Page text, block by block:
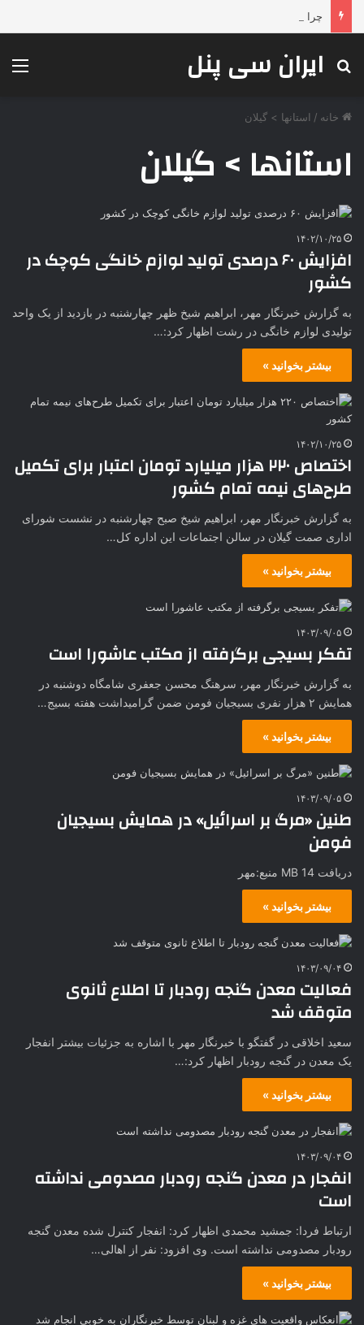
ایران سی پنل
جستجو برای
خانه / استانها > گیلان
استانها > گیلان
۱۴۰۲/۱۰/۲۵
افزایش ۶۰ درصدی تولید لوازم خانگی کوچک در
کشور
به گزارش خبرنگار مهر، ابراهیم شیخ ظهر چهارشنبه در بازدید از یک واحد
تولیدی لوازم خانگی در رشت اظهار کرد:…
بیشتر بخوانید »
۱۴۰۲/۱۰/۲۵
اختصاص ۲۲۰ هزار میلیارد تومان اعتبار برای تکمیل
طرح‌های نیمه‌ تمام کشور
به گزارش خبرنگار مهر، ابراهیم شیخ صبح چهارشنبه در نشست شورای
اداری صمت گیلان در سالن اجتماعات این اداره کل…
بیشتر بخوانید »
۱۴۰۳/۰۹/۰۵
تفکر بسیجی برگرفته از مکتب عاشورا است
به گزارش خبرنگار مهر، سرهنگ محسن جعفری شامگاه دوشنبه در
همایش ۲ هزار نفری بسیجیان فومن ضمن گرامیداشت هفته بسیج…
بیشتر بخوانید »
۱۴۰۳/۰۹/۰۵
طنین «مرگ بر اسرائیل» در همایش بسیجیان
فومن
دریافت 14 MB منبع:مهر
بیشتر بخوانید »
۱۴۰۳/۰۹/۰۴
فعالیت معدن گنجه رودبار تا اطلاع ثانوی
متوقف شد
سعید اخلاقی در گفتگو با خبرنگار مهر با اشاره به جزئیات بیشتر انفجار
یک معدن در گنجه رودبار اظهار کرد:…
بیشتر بخوانید »
۱۴۰۳/۰۹/۰۴
انفجار در معدن گنجه رودبار مصدومی نداشته
است
ارتباط فردا: جمشید محمدی اظهار کرد: انفجار کنترل شده معدن گنجه
رودبار مصدومی نداشته است. وی افزود: نفر از اهالی…
بیشتر بخوانید »